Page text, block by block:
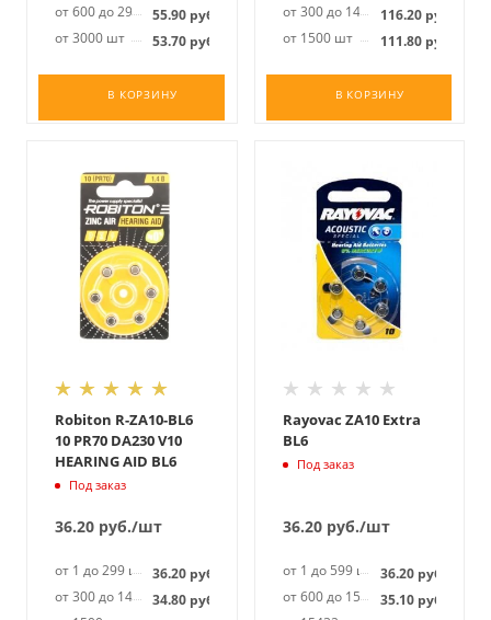
от 600 до 2999 шт55.90 руб.
от 3000 шт
53.70 руб.
В КОРЗИНУ
от 300 до 1499 шт116.20руб.
от 1500 шт
111.80руб.
В КОРЗИНУ
Robiton R-ZA10-BL6
10 PR70 DA230 V10
HEARING AID BL6
Под заказ
36.20 руб./шт
от 1 до 299 шт 36.20 руб.
от 300 до 1499 шт34.80 руб.
Rayovac ZA10 Extra
BL6
Под заказ
36.20руб./шт
от 1 до 599 шт 36.20руб.
от 600 до 15431 шт
35.10руб.